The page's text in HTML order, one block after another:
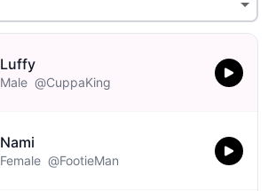
Luffy
Male @CuppaKing
Nami
Female @FootieMan